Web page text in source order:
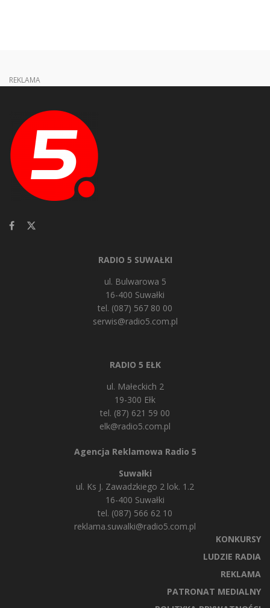
REKLAMA
RADIO 5 SUWAŁKI
ul. Bulwarowa 5
16-400 Suwałki
tel. (087) 567 80 00
serwis@radio5.com.pl
RADIO 5 EŁK
ul. Małeckich 2
19-300 Ełk
tel. (87) 621 59 00
elk@radio5.com.pl
Agencja Reklamowa Radio 5
Suwałki
ul. Ks J. Zawadzkiego 2 lok. 1.2
16-400 Suwałki
tel. (087) 566 62 10
reklama.suwalki@radio5.com.pl
KONKURSY
LUDZIE RADIA
REKLAMA
PATRONAT MEDIALNY